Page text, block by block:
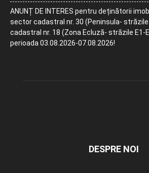
ANUNȚ DE INTERES pentru deținătorii
sector cadastral nr. 30 (Peninsula-
cadastral nr. 18 (Zona Ecluză- străzile E1-
perioada 03.08.2026-07.08.2026!
DESPRE NOI